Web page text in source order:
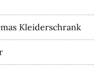
Kleiderschrank